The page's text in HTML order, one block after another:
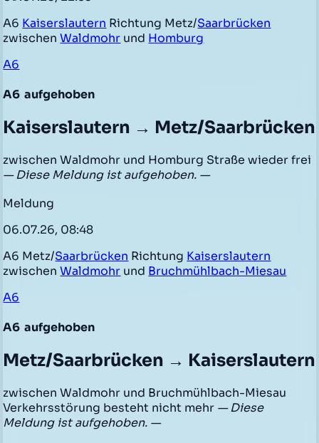
A6 Kaiserslautern Richtung Metz/Saarbrücken
zwischenWaldmohr und Homburg
A6
A6 aufgehoben
Kaiserslautern → Metz/Saarbrücken
zwischen Waldmohr und Homburg Straße wieder frei
— Diese Meldung ist aufgehoben. —
Meldung
06.07.26, 08:48
A6 Metz/Saarbrücken Richtung Kaiserslautern
zwischenWaldmohr und Bruchmühlbach-Miesau
A6
A6 aufgehoben
Metz/Saarbrücken → Kaiserslautern
zwischen Waldmohr und Bruchmühlbach-Miesau
Verkehrsstörung besteht nicht mehr — Diese
Meldung ist aufgehoben. —